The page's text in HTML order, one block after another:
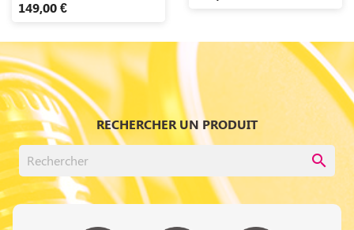
149,00 €
RECHERCHER UN PRODUIT
search